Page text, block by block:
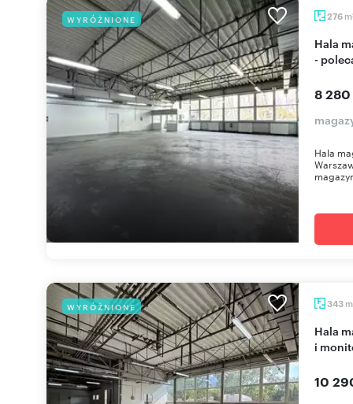
WYRÓŻNIONE 276 m
Hala magazynowa 276 m² z biurem, ogrzewaniem
-
8 280
Hala
WYRÓŻNIONE 343 m
Hala magazynowa 343 m² z biurem, ogrzewaniem
i
10